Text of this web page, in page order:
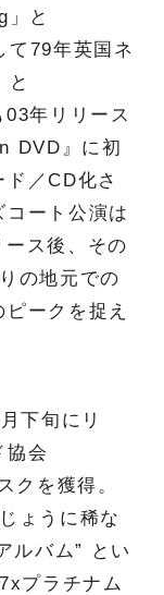
と
て79年英国ネ
と
年リリース
DVD』に初
／CD化さ
ート公演は
ス後、その
の地元での
ークを捉え
下旬にリ
協会
クを獲得。
ょうに稀な
ルバム” とい
プラチナム